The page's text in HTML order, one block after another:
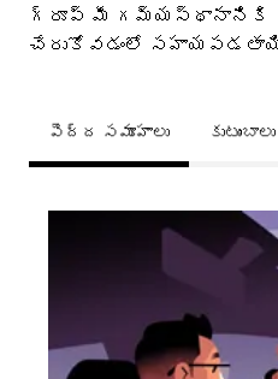
గ్రూప్ మీ గమ్యస్థానానికి
చేరుకోవడంలో
పెద్ద సమూహాలు కుటుంబాలు